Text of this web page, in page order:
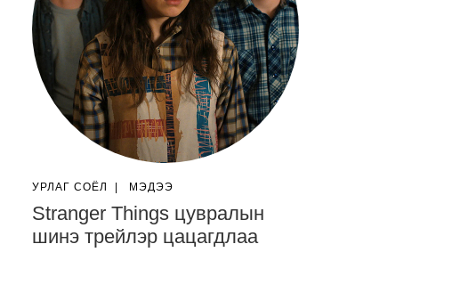
УРЛАГ СОЁЛ МЭДЭЭ
Stranger Things цувралын
шинэ трейлэр цацагдлаа